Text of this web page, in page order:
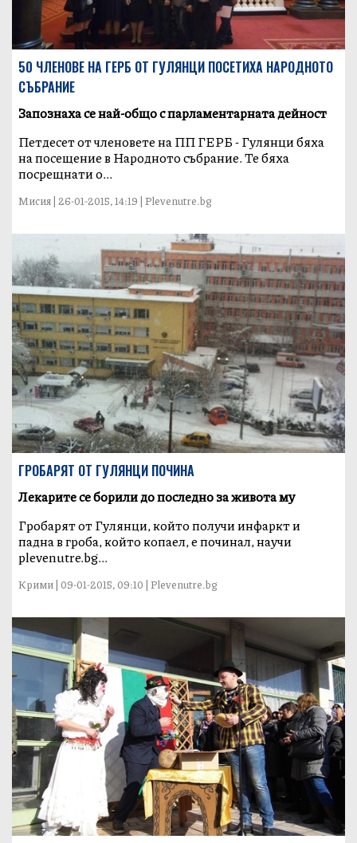
50 ЧЛЕНОВЕ НА ГЕРБ ОТ ГУЛЯНЦИ ПОСЕТИХА НАРОДНОТО
СЪБРАНИЕ
Запознаха се най-общо с парламентарната дейност
Петдесет от членовете на ПП ГЕРБ - Гулянци бяха
на посещение в Народното събрание. Те бяха
посрещнати о...
Мисия | 26-01-2015, 14:19 | Plevenutre.bg
ГРОБАРЯТ ОТ ГУЛЯНЦИ ПОЧИНА
Лекарите се борили до последно за живота му
Гробарят от Гулянци, който получи инфаркт и
падна в гроба, който копаел, е починал, научи
plevenutre.bg...
Крими | 09-01-2015, 09:10 | Plevenutre.bg